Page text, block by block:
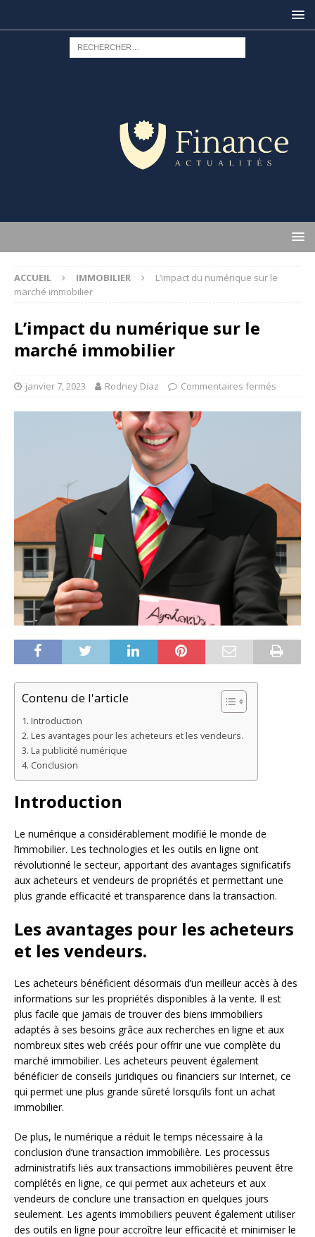
ACCUEIL IMMOBILIER
L’impact du numérique sur le
marché immobilier
L’impact du numérique sur le
marché immobilier
janvier 7, 2023 Rodney Diaz Commentaires fermés
Contenu de l'article
Introduction
Les avantages pour les acheteurs et les vendeurs.
La publicité numérique
Conclusion
Introduction
Le numérique a considérablement modifié le monde de
l’immobilier. Les technologies et les outils en ligne ont
révolutionné le secteur, apportant des avantages significatifs
aux acheteurs et vendeurs de propriétés et permettant une
plus grande efficacité et transparence dans la transaction.
Les avantages pour les acheteurs
et les vendeurs.
Les acheteurs bénéficient désormais d’un meilleur accès à des
informations sur les propriétés disponibles à la vente. Il est
plus facile que jamais de trouver des biens immobiliers
adaptés à ses besoins grâce aux recherches en ligne et aux
nombreux sites web créés pour offrir une vue complète du
marché immobilier. Les acheteurs peuvent également
bénéficier de conseils juridiques ou financiers sur Internet, ce
qui permet une plus grande sûreté lorsqu’ils font un achat
immobilier.
De plus, le numérique a réduit le temps nécessaire à la
conclusion d’une transaction immobilière. Les processus
administratifs liés aux transactions immobilières peuvent être
complétés en ligne, ce qui permet aux acheteurs et aux
vendeurs de conclure une transaction en quelques jours
seulement. Les agents immobiliers peuvent également utiliser
des outils en ligne pour accroître leur efficacité et minimiser le